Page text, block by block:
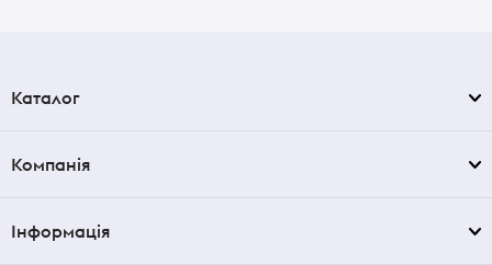
Каталог
Компанія
Інформація